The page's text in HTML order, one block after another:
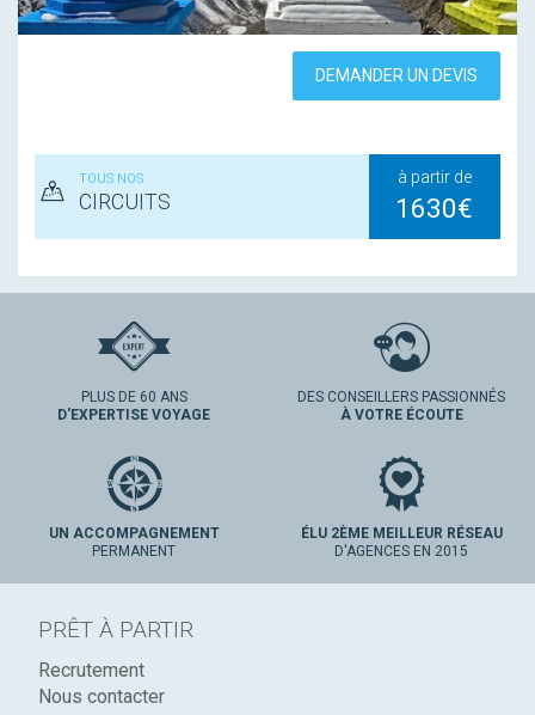
DEMANDER UN DEVIS
TOUS NOS
CIRCUITS
à partir de
1630€
PLUS DE 60 ANS
D'EXPERTISE VOYAGE
DES CONSEILLERS PASSIONNÉS
À VOTRE ÉCOUTE
UN ACCOMPAGNEMENT
PERMANENT
ÉLU 2ÈME MEILLEUR RÉSEAU
D'AGENCES EN 2015
PRÊT À PARTIR
Recrutement
Nous contacter